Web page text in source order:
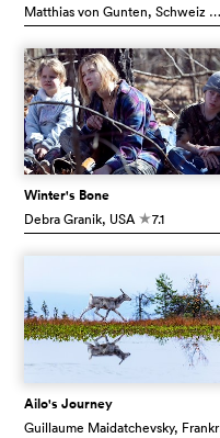
Matthias von Gunten, Schweiz
Winter's Bone
Debra Granik, USA c7.1
Ailo's Journey
Guillaume Maidatchevsky, Frankreich